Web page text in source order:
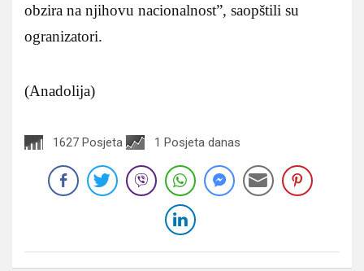
obzira na njihovu nacionalnost”, saopštili su
ogranizatori.
(Anadolija)
1627 Posjeta 1 Posjeta danas